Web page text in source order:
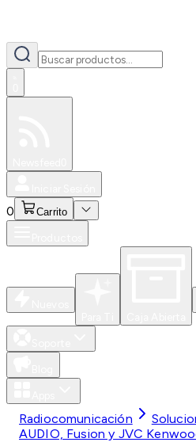
0 Carrito
Radiocomunicación
AUDIO, Fusion y JVC